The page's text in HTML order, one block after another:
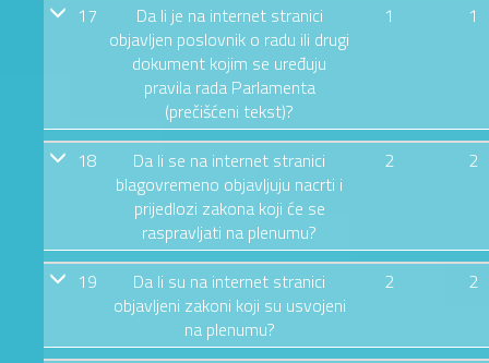
17
Da li je na internet stranici
objavljen poslovnik o radu ili drugi
dokument kojim se uređuju
pravila rada Parlamenta
(prečišćeni tekst)?
1 1
18
Da li se na internet stranici
blagovremeno objavljuju nacrti i
prijedlozi zakona koji će se
raspravljati na plenumu?
2 2
19
Da li su na internet stranici
objavljeni zakoni koji su usvojeni
na plenumu?
2 2